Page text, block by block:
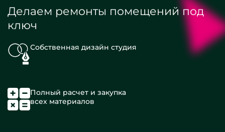
Делаем ремонты помещений под
ключ
Собственная дизайн студия
Полный расчет и закупка
всех материалов